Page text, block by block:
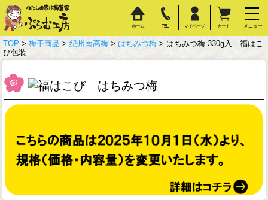
ホーム TEL マイページ カート メニュー
TOP > 梅干商品 > 紀州南高梅 > はちみつ梅 > はちみつ梅 330g入 福はこ
び包装